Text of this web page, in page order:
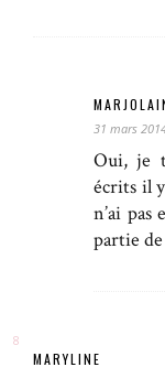
31 mars
Oui, je
écrits il
n’ai
partie
MARYLINE